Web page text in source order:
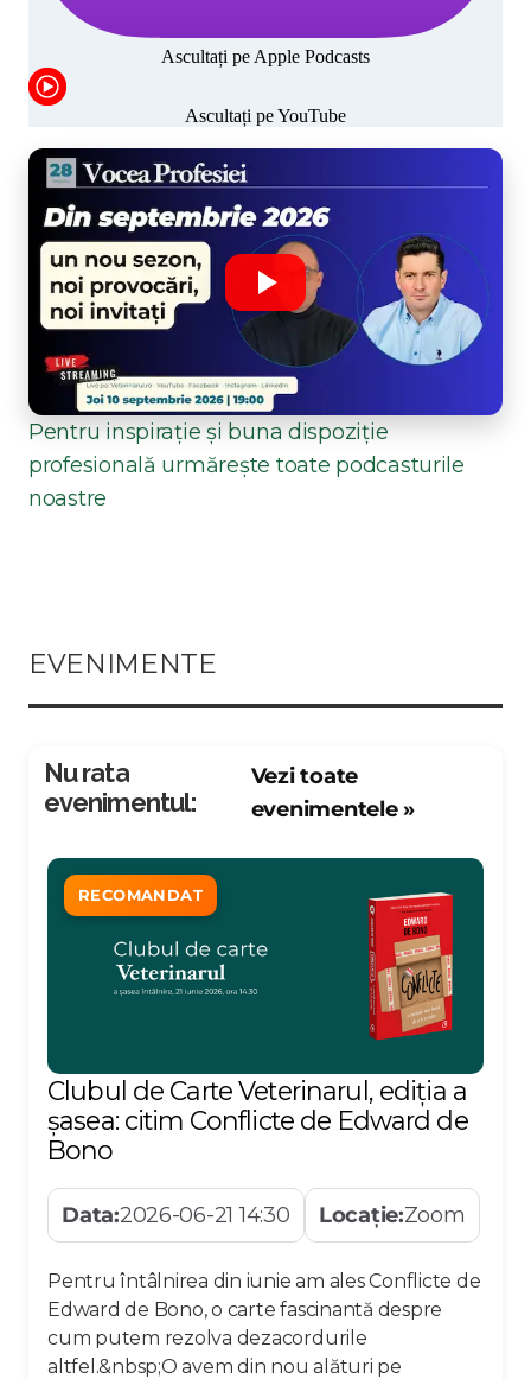
Pentru inspirație și buna dispoziție
profesională urmărește toate podcasturile
noastre
EVENIMENTE
Nu rata
evenimentul:
Vezi toate
evenimentele »
RECOMANDAT
Clubul de Carte Veterinarul, ediția a
șasea: citim Conflicte de Edward de
Bono
Data:2026-06-21 14:30 Locație:Zoom
Pentru întâlnirea din iunie am ales Conflicte de
Edward de Bono, o carte fascinantă despre
cum putem rezolva dezacordurile
altfel.&nbsp;O avem din nou alături pe